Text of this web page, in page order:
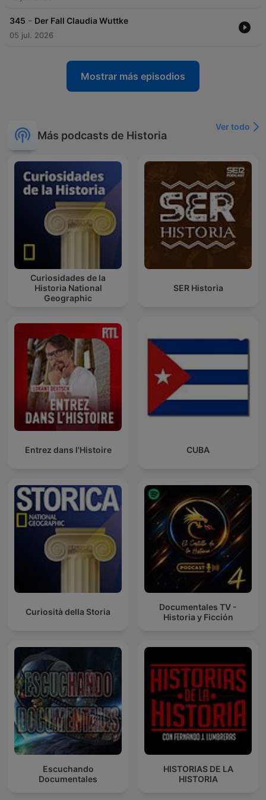
345 - Der Fall Claudia Wuttke
05 jul. 2026
Mostrar más episodios
Más podcasts de Historia
Ver todo
Curiosidades de la
Historia National
Geographic
SER Historia
Entrez dans l'Histoire CUBA
Curiosità della Storia
Documentales TV -
Historia y Ficción
Escuchando
Documentales
HISTORIAS DE LA
HISTORIA